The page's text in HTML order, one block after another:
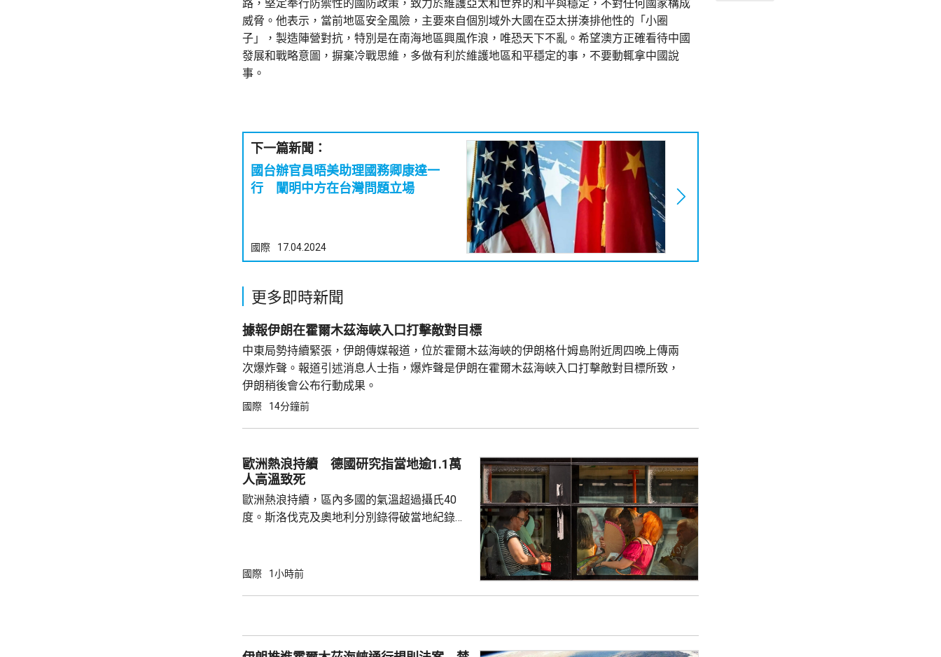
路，堅定奉行防禦性的國防政策，致力於維護亞太和世界的和平與穩定，不對任何國家構成
威脅。他表示，當前地區安全風險，主要來自個別域外大國在亞太拼湊排他性的「小圈
子」，製造陣營對抗，特別是在南海地區興風作浪，唯恐天下不亂。希望澳方正確看待中國
發展和戰略意圖，摒棄冷戰思維，多做有利於維護地區和平穩定的事，不要動輒拿中國說
事。
下一篇新聞：
國台辦官員晤美助理國務卿康達一
行 闡明中方在台灣問題立場
國際 17.04.2024
更多即時新聞
據報伊朗在霍爾木茲海峽入口打擊敵對目標
中東局勢持續緊張，伊朗傳媒報道，位於霍爾木茲海峽的伊朗格什姆島附近周四晚上傳兩
次爆炸聲。報道引述消息人士指，爆炸聲是伊朗在霍爾木茲海峽入口打擊敵對目標所致，
伊朗稍後會公布行動成果。
國際 14分鐘前
歐洲熱浪持續 德國研究指當地逾1.1萬
人高溫致死
歐洲熱浪持續，區內多國的氣溫超過攝氏40
度。斯洛伐克及奧地利分別錄得破當地紀錄的
死，打破2016年以來當地的相關死亡人數紀
國際 1小時前